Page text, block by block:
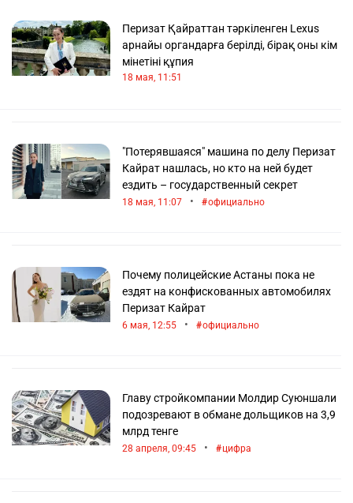
Перизат Қайраттан тәркіленген Lexus
арнайы органдарға берілді, бірақ оны кім
мінетіні құпия
18 мая, 11:51
"Потерявшаяся" машина по делу Перизат
Кайрат нашлась, но кто на ней будет
ездить – государственный секрет
18 мая, 11:07 • официально
Почему полицейские Астаны пока не
ездят на конфискованных автомобилях
Перизат Кайрат
6 мая, 12:55 • официально
Главу стройкомпании Молдир Суюншали
подозревают в обмане дольщиков на 3,9
млрд тенге
28 апреля, 09:45 • цифра